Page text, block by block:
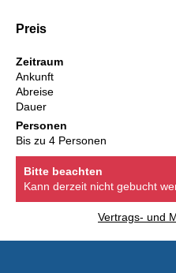
Preis
Zeitraum
Ankunft
Abreise
Dauer
Personen
Bis zu 4 Personen
Bitte beachten
Kann derzeit nicht gebucht
Vertrags- und